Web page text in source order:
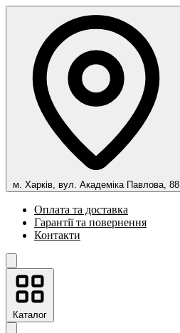
м. Харків, вул. Академіка Павлова, 88
Оплата та доставка
Гарантії та повернення
Контакти
Каталог